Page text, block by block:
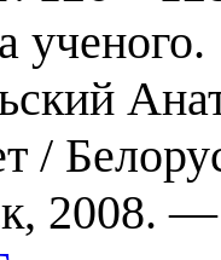
ученого.
/
2008. —